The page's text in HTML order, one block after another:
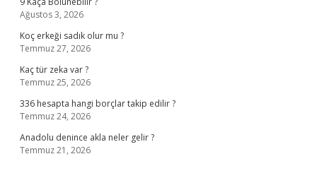
Ağustos 3, 2026
Koç erkeği sadık olur mu ?
Temmuz 27, 2026
Kaç tür zeka var ?
Temmuz 25, 2026
336 hesapta hangi borçlar takip edilir ?
Temmuz 24, 2026
Anadolu denince akla neler gelir ?
Temmuz 21, 2026